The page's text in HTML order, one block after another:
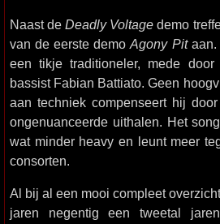
Naast deDeadly Voltage demo
van de eerste demoAgony Pitaan.
een tikje traditioneler, mede
bassist Fabian Battiato. Geen
aan techniek compenseert hij
ongenuanceerde uithalen. Het
wat minder heavy en leunt meer
consorten.
Al bij al een mooi compleet
jaren negentig een tweetal